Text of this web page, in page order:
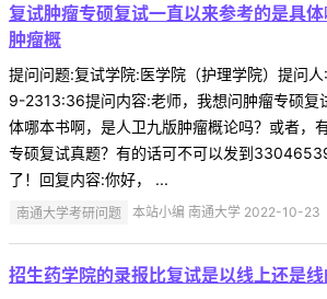
复试肿瘤专硕复试一直以来参考的是具
肿瘤概
提问问题:复试学院:医学院（护理学院）提问
9-2313:36提问内容:老师，我想问肿瘤专硕复
体哪本书啊，是人卫九版肿瘤概论吗？或者，
专硕复试真题？有的话可不可以发到
了！回复内容:你好， ...
南通大学考研问题 本站小编 南通大学 2022-10-23
招生药学院的录报比复试是以线上还是